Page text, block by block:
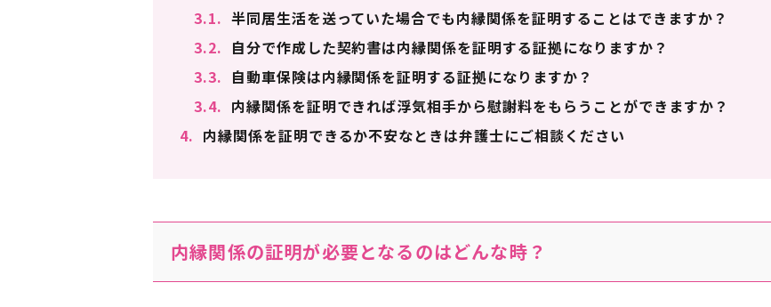
3.1. 半同居生活を送っていた場合でも内縁関係を証明することはできますか？
3.2. 自分で作成した契約書は内縁関係を証明する証拠になりますか？
3.3. 自動車保険は内縁関係を証明する証拠になりますか？
3.4. 内縁関係を証明できれば浮気相手から慰謝料をもらうことができますか？
4. 内縁関係を証明できるか不安なときは弁護士にご相談ください
内縁関係の証明が必要となるのはどんな時？